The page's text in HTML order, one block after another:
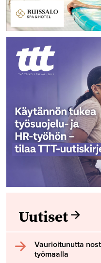
Uutiset
Vaurioitunutta
työmaalla